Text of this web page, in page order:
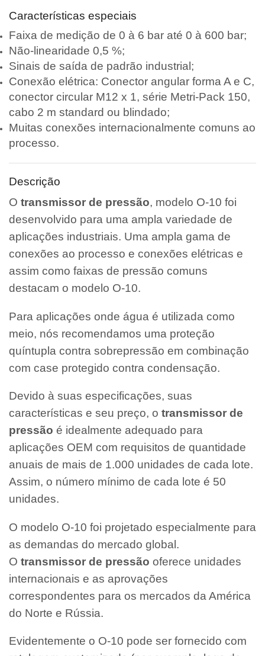
Características especiais
Faixa de medição de 0 à 6 bar até 0 à 600 bar;
Não-linearidade 0,5 %;
Sinais de saída de padrão industrial;
Conexão elétrica: Conector angular forma A e C,
conector circular M12 x 1, série Metri-Pack 150,
cabo 2 m standard ou blindado;
Muitas conexões internacionalmente comuns ao
processo.
Descrição
O transmissor de pressão, modelo O-10 foi
desenvolvido para uma ampla variedade de
aplicações industriais. Uma ampla gama de
conexões ao processo e conexões elétricas e
assim como faixas de pressão comuns
destacam o modelo O-10.
Para aplicações onde água é utilizada como
meio, nós recomendamos uma proteção
quíntupla contra sobrepressão em combinação
com case protegido contra condensação.
Devido à suas especificações, suas
características e seu preço, o transmissor de
pressão é idealmente adequado para
aplicações OEM com requisitos de quantidade
anuais de mais de 1.000 unidades de cada lote.
Assim, o número mínimo de cada lote é 50
unidades.
O modelo O-10 foi projetado especialmente para
as demandas do mercado global.
O transmissor de pressão oferece unidades
internacionais e as aprovações
correspondentes para os mercados da América
do Norte e Rússia.
Evidentemente o O-10 pode ser fornecido com